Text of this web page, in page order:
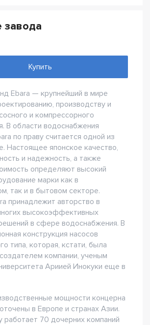
завода
Купить
Ebara — крупнейший в мире
производству и
и компрессорного
В области водоснабжения
по праву считается одной из
Настоящее японское качество,
и надежность, а также
определяют высокий
марки как в
так и в бытовом секторе.
принадлежит авторство в
высокоэффективных
в сфере водоснабжения. В
конструкция насосов
типа, которая, кстати, была
компании, ученым
Ариией Инокуки еще в
мощности концерна
в Европе и странах Азии.
работает 70 дочерних компаний